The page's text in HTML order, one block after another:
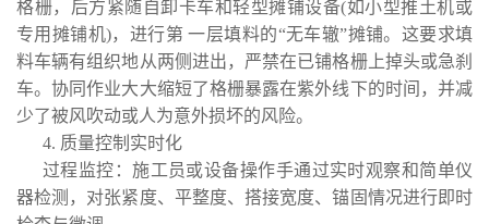
格栅，后方紧随自卸卡车和轻型摊铺设备(如小型推土机或
专用摊铺机)，进行第 一层填料的“无车辙”摊铺。这要求填
料车辆有组织地从两侧进出，严禁在已铺格栅上掉头或急刹
车。协同作业大大缩短了格栅暴露在紫外线下的时间，并减
少了被风吹动或人为意外损坏的风险。
4. 质量控制实时化
过程监控：施工员或设备操作手通过实时观察和简单仪
器检测，对张紧度、平整度、搭接宽度、锚固情况进行即时